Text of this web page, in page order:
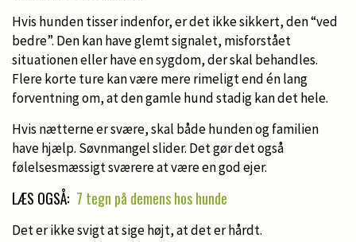
Hvis hunden tisser indenfor, er det ikke sikkert, den “ved
bedre”. Den kan have glemt signalet, misforstået
situationen eller have en sygdom, der skal behandles.
Flere korte ture kan være mere rimeligt end én lang
forventning om, at den gamle hund stadig kan det hele.
Hvis nætterne er svære, skal både hunden og familien
have hjælp. Søvnmangel slider. Det gør det også
følelsesmæssigt sværere at være en god ejer.
LÆS OGSÅ: 7 tegn på demens hos hunde
Det er ikke svigt at sige højt, at det er hårdt.